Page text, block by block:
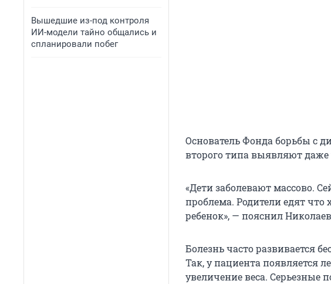
Вышедшие из-под контроля
ИИ-модели тайно общались и
спланировали побег
Основатель Фонда борьбы с
второго типа выявляют даже
«Дети заболевают массово.
проблема. Родители едят что
ребенок», — пояснил
Болезнь часто развивается
Так, у пациента появляется
увеличение веса. Серьезные